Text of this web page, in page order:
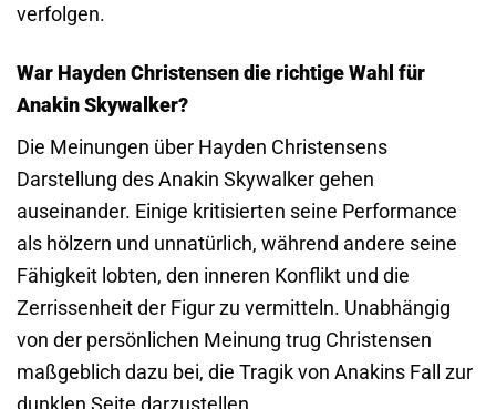
verfolgen.
War Hayden Christensen die richtige Wahl für
Anakin Skywalker?
Die Meinungen über Hayden Christensens
Darstellung des Anakin Skywalker gehen
auseinander. Einige kritisierten seine Performance
als hölzern und unnatürlich, während andere seine
Fähigkeit lobten, den inneren Konflikt und die
Zerrissenheit der Figur zu vermitteln. Unabhängig
von der persönlichen Meinung trug Christensen
maßgeblich dazu bei, die Tragik von Anakins Fall zur
dunklen Seite darzustellen.